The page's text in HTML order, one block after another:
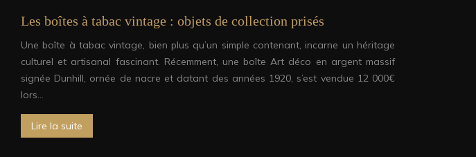
Les boîtes à tabac vintage : objets de collection prisés
Une boîte à tabac vintage, bien plus qu’un simple contenant, incarne un héritage
culturel et artisanal fascinant. Récemment, une boîte Art déco en argent massif
signée Dunhill, ornée de nacre et datant des années 1920, s’est vendue 12 000€
lors…
Lire la suite